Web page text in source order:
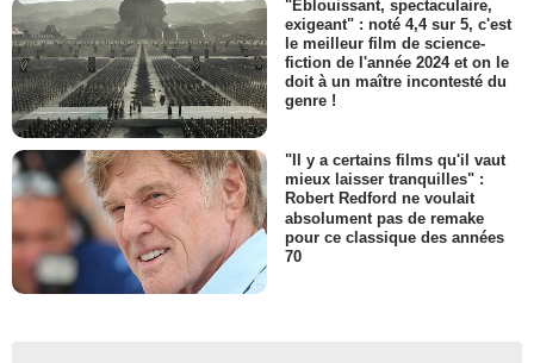
"Eblouissant, spectaculaire,
exigeant" : noté 4,4 sur 5, c'est
le meilleur film de science-
fiction de l'année 2024 et on le
doit à un maître incontesté du
genre !
"Il y a certains films qu'il vaut
mieux laisser tranquilles" :
Robert Redford ne voulait
absolument pas de remake
pour ce classique des années
70